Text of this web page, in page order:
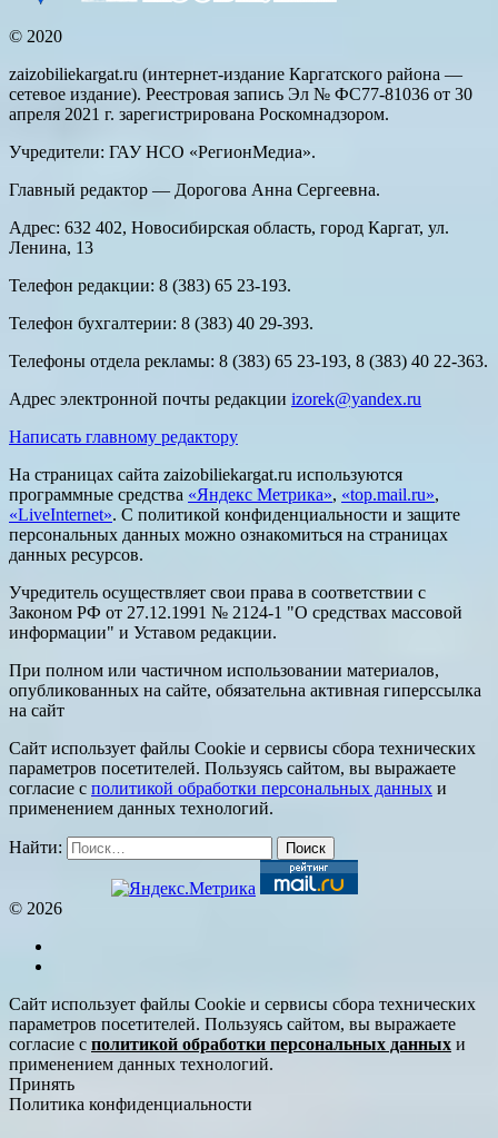
© 2020
zaizobiliekargat.ru (интернет-издание Каргатского района —
сетевое издание). Реестровая запись Эл № ФС77-81036 от 30
апреля 2021 г. зарегистрирована Роскомнадзором.
Учредители: ГАУ НСО «РегионМедиа».
Главный редактор — Дорогова Анна Сергеевна.
Адрес: 632 402, Новосибирская область, город Каргат, ул.
Ленина, 13
Телефон редакции: 8 (383) 65 23-193.
Телефон бухгалтерии: 8 (383) 40 29-393.
Телефоны отдела рекламы: 8 (383) 65 23-193, 8 (383) 40 22-363.
Адрес электронной почты редакции izorek@yandex.ru
Написать главному редактору
На страницах сайта zaizobiliekargat.ru используются
программные средства «Яндекс Метрика», «top.mail.ru»,
«LiveInternet». С политикой конфиденциальности и защите
персональных данных можно ознакомиться на страницах
данных ресурсов.
Учредитель осуществляет свои права в соответствии с
Законом РФ от 27.12.1991 № 2124-1 "О средствах массовой
информации" и Уставом редакции.
При полном или частичном использовании материалов,
опубликованных на сайте, обязательна активная гиперссылка
на сайт
Сайт использует файлы Cookie и сервисы сбора технических
параметров посетителей. Пользуясь сайтом, вы выражаете
согласие с политикой обработки персональных данных и
применением данных технологий.
Найти:
© 2026
Сайт использует файлы Cookie и сервисы сбора технических
параметров посетителей. Пользуясь сайтом, вы выражаете
согласие с политикой обработки персональных данных и
применением данных технологий.
Принять
Политика конфиденциальности